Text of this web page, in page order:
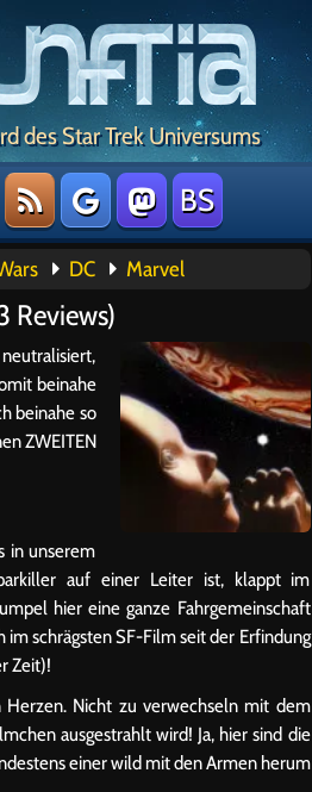
des Star Trek Universums
BS
DC Marvel
Reviews)
beinahe
beinahe so
ZWEITEN
in unserem
auf einer Leiter ist, klappt im
hier eine ganze Fahrgemeinschaft
schrägsten SF-Film seit der Erfindung
Zeit)!
Nicht zu verwechseln mit dem
ausgestrahlt wird! Ja, hier sind die
einer wild mit den Armen herum